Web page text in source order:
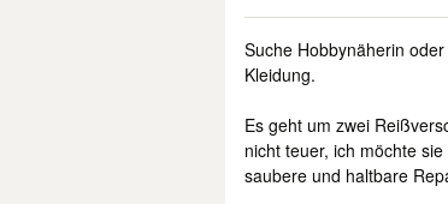
Suche Hobbynäherin
Kleidung.
Es geht um zwei
nicht teuer, ich möchte
saubere und haltbare